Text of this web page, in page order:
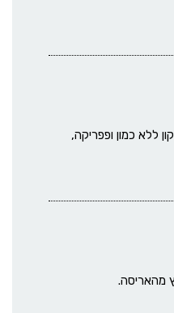
ללא כמון ופפריקה,
מהאריסה.